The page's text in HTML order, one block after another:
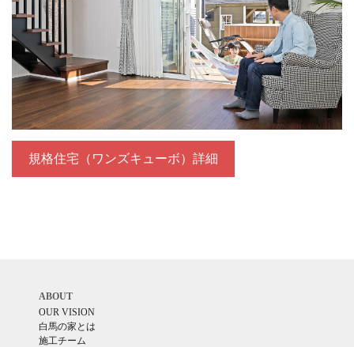
規格住宅（ワンズキューボ）詳細
ABOUT
OUR VISION
白馬の家とは
施工チーム